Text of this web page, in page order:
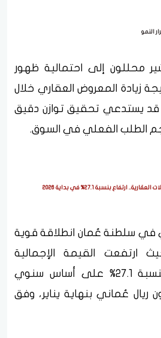
النمو
محللون إلى احتمالية ظهور
زيادة المعروض العقاري خلال
قد يستدعي تحقيق توازن دقيق
الطلب الفعلي في السوق.
بنسبة 27.1% في بداية 2026
في سلطنة عُمان انطلاقة قوية
2026، حيث ارتفعت القيمة الإجمالية
للتداولات العقارية بنسبة 27.1% على أساس سنوي
235.8 مليون ريال عُماني بنهاية يناير، وفق